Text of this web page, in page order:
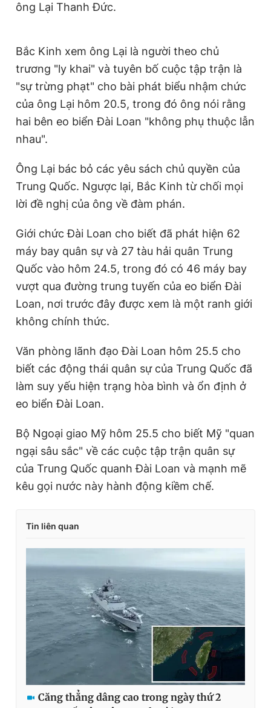
ông Lại Thanh Đức.
Bắc Kinh xem ông Lại là người theo chủ
trương "ly khai" và tuyên bố cuộc tập trận là
"sự trừng phạt" cho bài phát biểu nhậm chức
của ông Lại hôm 20.5, trong đó ông nói rằng
hai bên eo biển Đài Loan "không phụ thuộc lẫn
nhau".
Ông Lại bác bỏ các yêu sách chủ quyền của
Trung Quốc. Ngược lại, Bắc Kinh từ chối mọi
lời đề nghị của ông về đàm phán.
Giới chức Đài Loan cho biết đã phát hiện 62
máy bay quân sự và 27 tàu hải quân Trung
Quốc vào hôm 24.5, trong đó có 46 máy bay
vượt qua đường trung tuyến của eo biển Đài
Loan, nơi trước đây được xem là một ranh giới
không chính thức.
Văn phòng lãnh đạo Đài Loan hôm 25.5 cho
biết các động thái quân sự của Trung Quốc đã
làm suy yếu hiện trạng hòa bình và ổn định ở
eo biển Đài Loan.
Bộ Ngoại giao Mỹ hôm 25.5 cho biết Mỹ "quan
ngại sâu sắc" về các cuộc tập trận quân sự
của Trung Quốc quanh Đài Loan và mạnh mẽ
kêu gọi nước này hành động kiềm chế.
Tin liên quan
Căng thẳng dâng cao trong ngày thứ 2